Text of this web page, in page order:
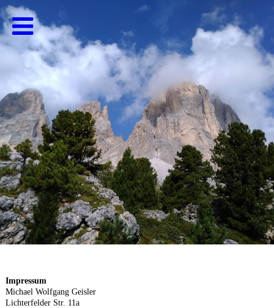
Impressum
Michael Wolfgang Geisler
Lichterfelder Str. 11a